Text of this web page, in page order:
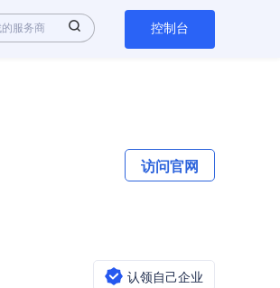
控制台
访问官网
认领自己企业